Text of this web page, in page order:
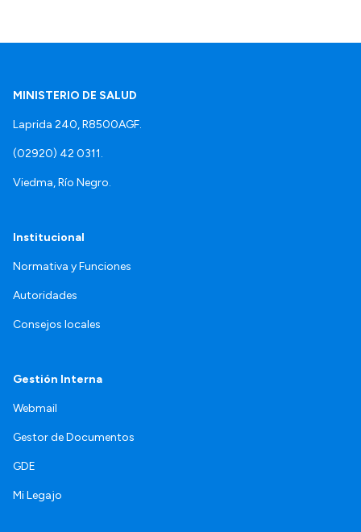
MINISTERIO DE SALUD
Laprida 240, R8500AGF.
(02920) 42 0311.
Viedma, Río Negro.
Institucional
Normativa y Funciones
Autoridades
Consejos locales
Gestión Interna
Webmail
Gestor de Documentos
GDE
Mi Legajo